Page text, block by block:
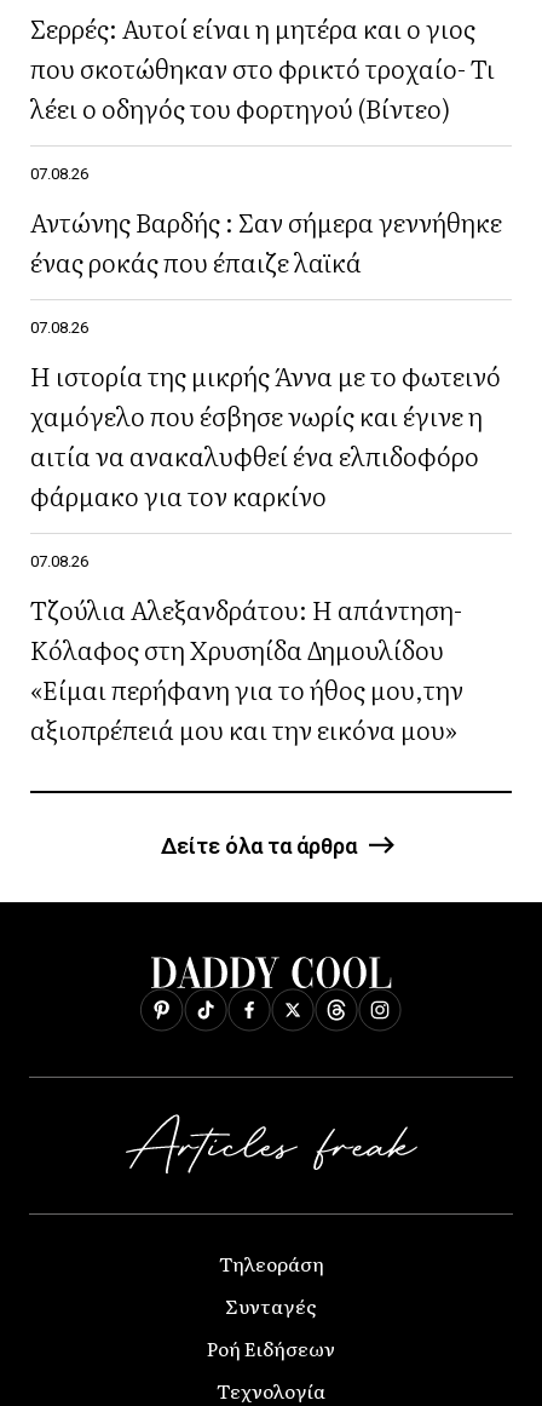
Σερρές: Αυτοί είναι η μητέρα και ο γιος
που σκοτώθηκαν στο φρικτό τροχαίο- Τι
λέει ο οδηγός του φορτηγού (Βίντεο)
07.08.26
Αντώνης Βαρδής : Σαν σήμερα γεννήθηκε
ένας ροκάς που έπαιζε λαϊκά
07.08.26
Η ιστορία της μικρής Άννα με το φωτεινό
χαμόγελο που έσβησε νωρίς και έγινε η
αιτία να ανακαλυφθεί ένα ελπιδοφόρο
φάρμακο για τον καρκίνο
07.08.26
Τζούλια Αλεξανδράτου: Η απάντηση-
Κόλαφος στη Χρυσηίδα Δημουλίδου
«Είμαι περήφανη για το ήθος μου,την
αξιοπρέπειά μου και την εικόνα μου»
Δείτε όλα τα άρθρα
Τηλεοράση
Συνταγές
Ροή Ειδήσεων
Τεχνολογία